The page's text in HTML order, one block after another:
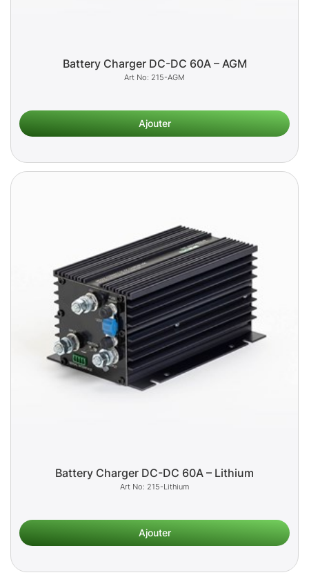
Battery Charger DC-DC 60A – AGM
215-AGM
Battery Charger DC-DC 60A – Lithium
215-Lithium